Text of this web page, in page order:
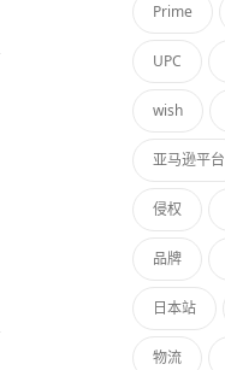
Prime
UPC
wish
亚马逊平台
侵权
品牌
日本站
物流